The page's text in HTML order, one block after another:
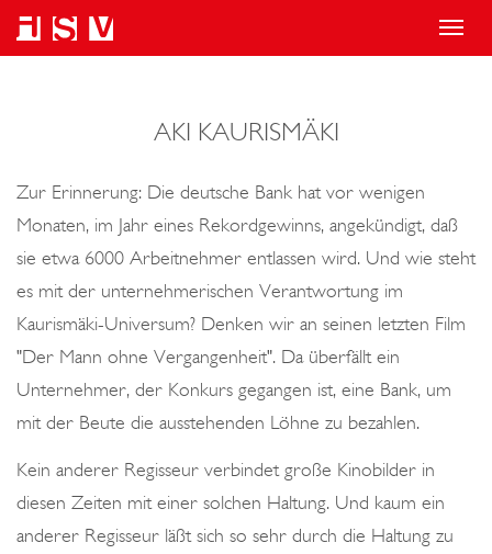
T
n
a
i
n
AKI KAURISMÄKI
Zur Erinnerung: Die deutsche Bank hat vor wenigen
Monaten, im Jahr eines Rekordgewinns, angekündigt, daß
sie etwa 6000 Arbeitnehmer entlassen wird. Und wie steht
es mit der unternehmerischen Verantwortung im
Kaurismäki-Universum? Denken wir an seinen letzten Film
"Der Mann ohne Vergangenheit". Da überfällt ein
Unternehmer, der Konkurs gegangen ist, eine Bank, um
mit der Beute die ausstehenden Löhne zu bezahlen.
Kein anderer Regisseur verbindet große Kinobilder in
diesen Zeiten mit einer solchen Haltung. Und kaum ein
anderer Regisseur läßt sich so sehr durch die Haltung zu